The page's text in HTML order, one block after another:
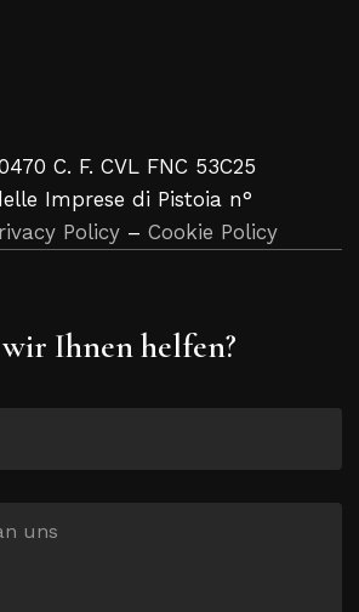
C. F. CVL FNC 53C25
Imprese di Pistoia n°
Policy – Cookie Policy
Ihnen helfen?